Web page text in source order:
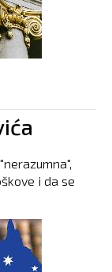
i da se